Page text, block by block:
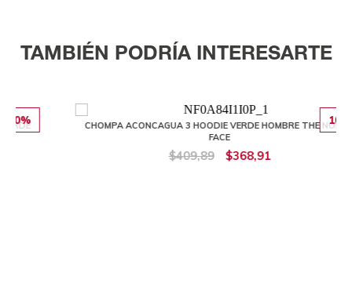
TAMBIÉN PODRÍA INTERESARTE
10%
CHOMPA ACONCAGUA 3 HOODIE VERDE HOMBRE THE NORTH
$409,89 $368,91